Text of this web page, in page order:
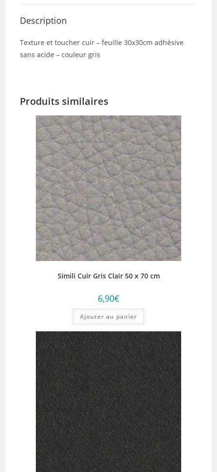
Description
Texture et toucher cuir – feuille 30x30cm adhésive
sans acide – couleur gris
Produits similaires
Simili Cuir Gris Clair 50 x 70 cm
6,90€
Ajouter au panier